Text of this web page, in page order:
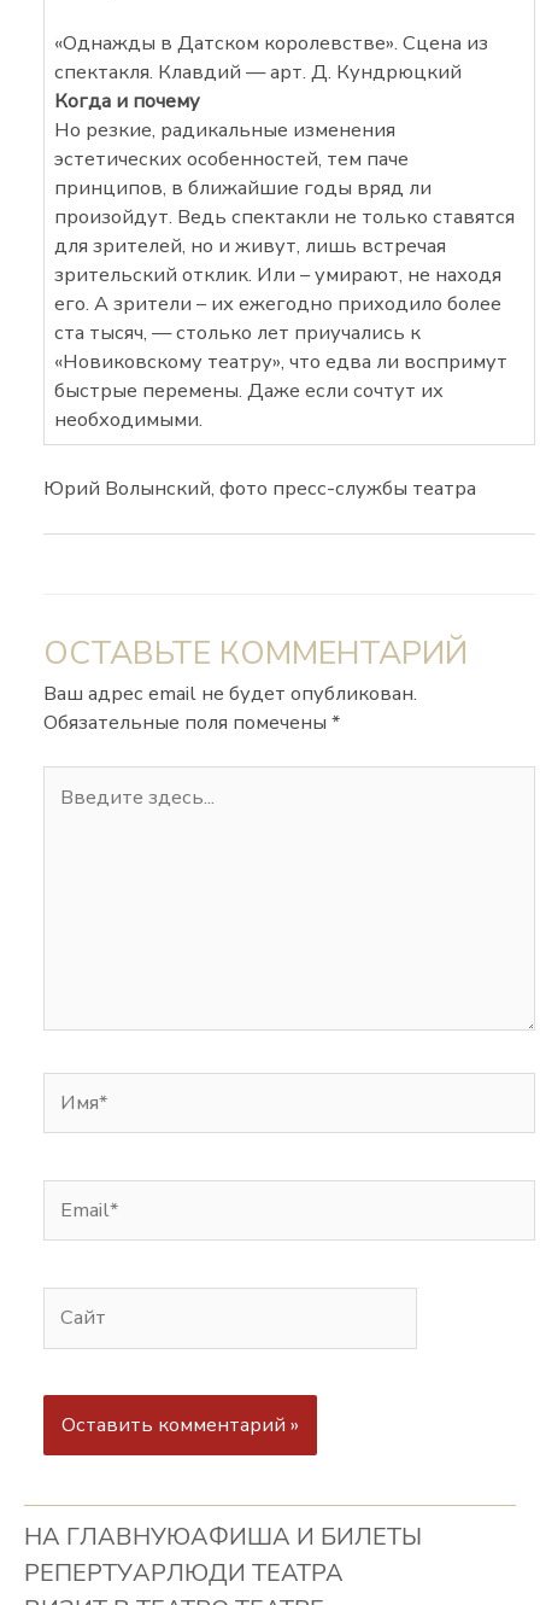
«Однажды в Датском королевстве». Сцена из
спектакля. Клавдий — арт. Д. Кундрюцкий
Когда и почему
Но резкие, радикальные изменения
эстетических особенностей, тем паче
принципов, в ближайшие годы вряд ли
произойдут. Ведь спектакли не только ставятся
для зрителей, но и живут, лишь встречая
зрительский отклик. Или – умирают, не находя
его. А зрители – их ежегодно приходило более
ста тысяч, — столько лет приучались к
«Новиковскому театру», что едва ли воспримут
быстрые перемены. Даже если сочтут их
необходимыми.
Юрий Волынский, фото пресс-службы театра
ОСТАВЬТЕ КОММЕНТАРИЙ
Ваш адрес email не будет опубликован.
Обязательные поля помечены*
НА ГЛАВНУЮАФИША И БИЛЕТЫ
РЕПЕРТУАРЛЮДИ ТЕАТРА